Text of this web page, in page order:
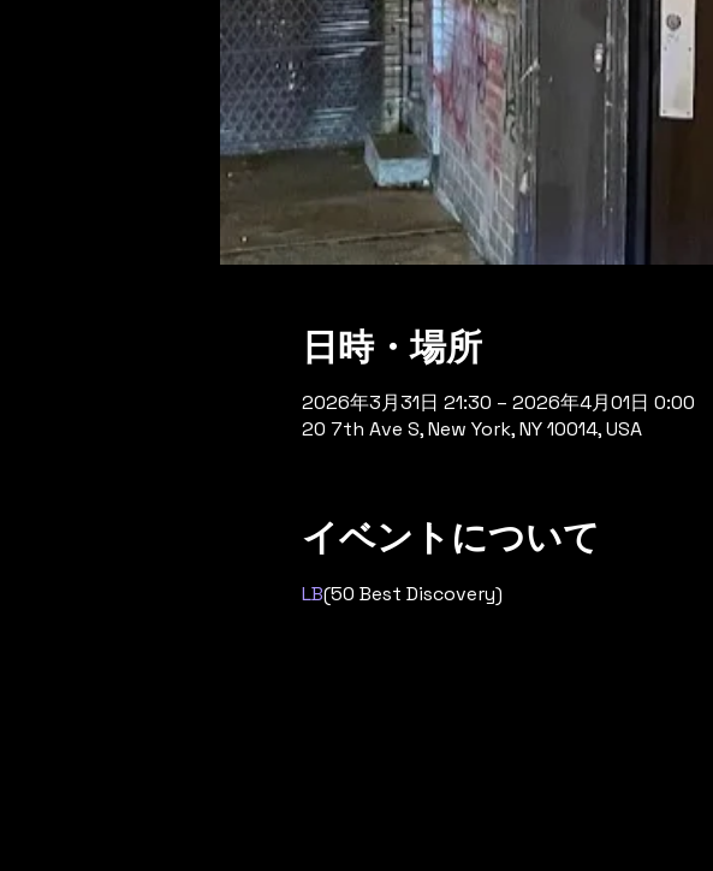
日時・場所
2026年3月31日 21:30 – 2026年4月01日 0:00
20 7th Ave S, New York, NY 10014, USA
イベントについて
LB(50 Best Discovery)